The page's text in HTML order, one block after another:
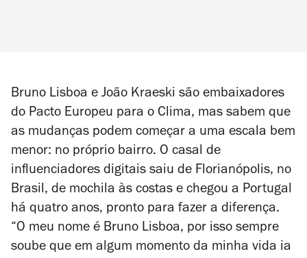
Bruno Lisboa e João Kraeski são embaixadores
do Pacto Europeu para o Clima, mas sabem que
as mudanças podem começar a uma escala bem
menor: no próprio bairro. O casal de
influenciadores digitais saiu de Florianópolis, no
Brasil, de mochila às costas e chegou a Portugal
há quatro anos, pronto para fazer a diferença.
O meu nome é Bruno Lisboa, por isso sempre
soube que em algum momento da minha vida ia